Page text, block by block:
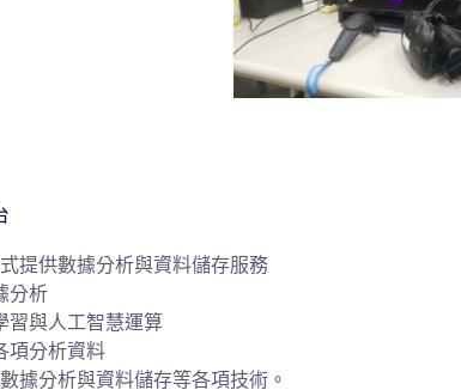
提供數據分析與資料儲存服務
分析
習與人工智慧運算
項分析資料
據分析與資料儲存等各項技術。